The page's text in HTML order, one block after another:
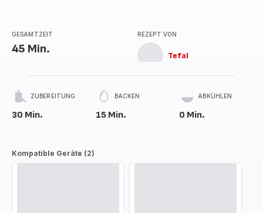
GESAMTZEIT
45 Min.
REZEPT VON
Tefal
ZUBEREITUNG
30 Min.
BACKEN
15 Min.
ABKÜHLEN
0 Min.
Kompatible Geräte (2)